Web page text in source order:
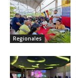
Regionales